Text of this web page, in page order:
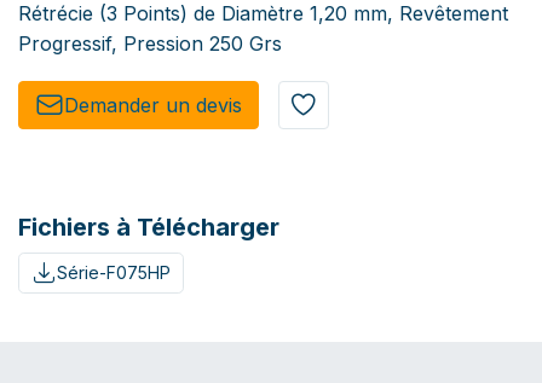
Rétrécie (3 Points) de Diamètre 1,20 mm, Revêtement
Progressif, Pression 250 Grs
Demander un de​​vis​​
Fichiers à Télécharger
Série-F075HP